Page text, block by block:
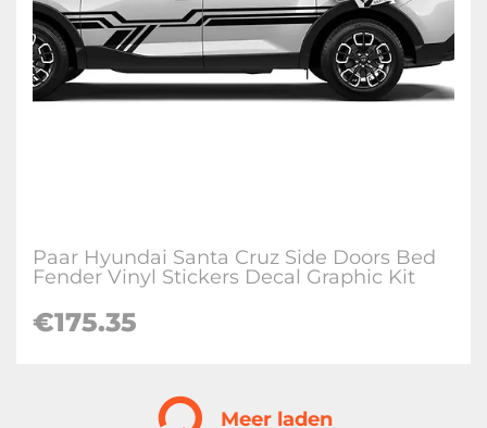
Paar Hyundai Santa Cruz Side Doors Bed
Fender Vinyl Stickers Decal Graphic Kit
€175.35
Meer laden